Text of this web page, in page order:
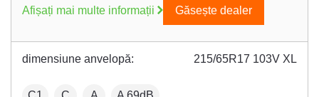
Afișați mai multe informații Găsește dealer
dimensiune anvelopă: 215/65R17 103V XL
: Fuel efficiency:
Wet grip:
: